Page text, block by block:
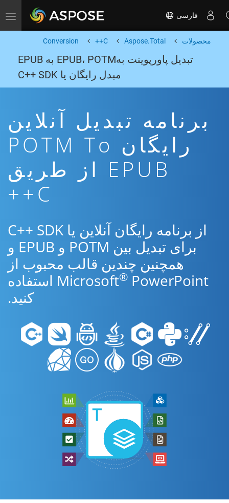
Toggle navigation فارسی
محصولات Aspose.Total
C++
Conversion
تبدیل پاورپوینت بهEPUB، POTM به EPUB
مبدل رایگان یا C++ SDK
برنامه تبدیل آنلاین
رایگان POTM To
EPUB از طریق
C++
از برنامه رایگان آنلاین یا C++ SDK
برای تبدیل بین POTM و EPUB و
همچنین چندین قالب محبوب از
Microsoft®
PowerPoint استفاده
کنید.